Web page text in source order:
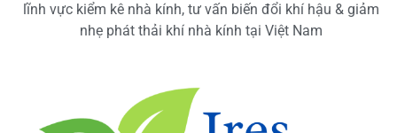
lĩnh vực kiểm kê nhà kính, tư vấn biến đổi khí hậu & giảm
nhẹ phát thải khí nhà kính tại Việt Nam